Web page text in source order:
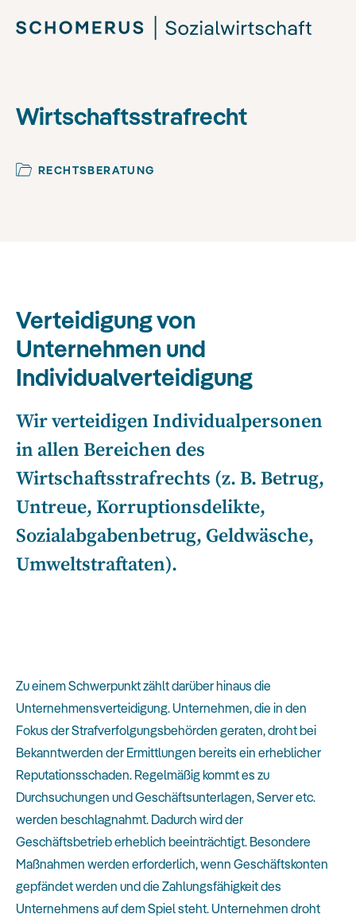
Wirtschaftsstrafrecht
RECHTSBERATUNG
Verteidigung von
Unternehmen und
Individualverteidigung
Wir verteidigen Individualpersonen
in allen Bereichen des
Wirtschaftsstrafrechts (z. B. Betrug,
Untreue, Korruptionsdelikte,
Sozialabgabenbetrug, Geldwäsche,
Umweltstraftaten).
Zu einem Schwerpunkt zählt darüber hinaus die
Unternehmensverteidigung. Unternehmen, die in den
Fokus der Strafverfolgungsbehörden geraten, droht bei
Bekanntwerden der Ermittlungen bereits ein erheblicher
Reputationsschaden. Regelmäßig kommt es zu
Durchsuchungen und Geschäftsunterlagen, Server etc.
werden beschlagnahmt. Dadurch wird der
Geschäftsbetrieb erheblich beeinträchtigt. Besondere
Maßnahmen werden erforderlich, wenn Geschäftskonten
gepfändet werden und die Zahlungsfähigkeit des
Unternehmens auf dem Spiel steht. Unternehmen droht